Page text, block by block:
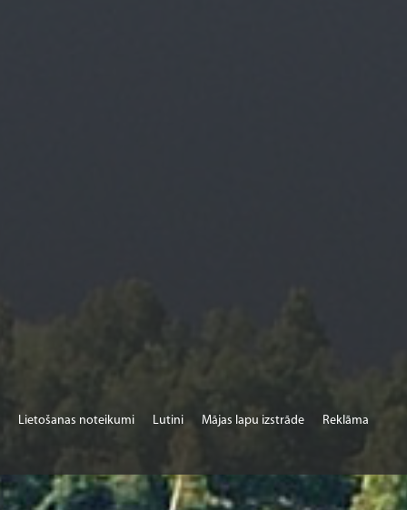
Lietošanas noteikumi Lutini Mājas lapu izstrāde Reklāma